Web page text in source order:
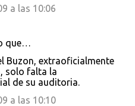
a las 10:06
que…
Buzon, extraoficialmente
solo falta la
de su auditoria.
a las 10:10